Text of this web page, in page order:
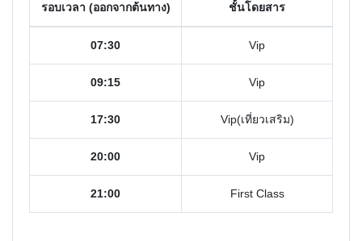
รอบเวลา (ออกจากต้นทาง) ชั้นโดยสาร
07:30 Vip
09:15 Vip
17:30 Vip(เที่ยวเสริม)
20:00 Vip
21:00 First Class